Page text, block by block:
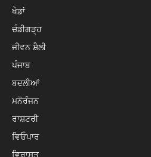
ਖੇਡਾਂ
ਚੰਡੀਗੜ੍ਹ
ਜੀਵਨ ਸ਼ੈਲੀ
ਪੰਜਾਬ
ਬਦਲੀਆਂ
ਮਨੋਰੰਜਨ
ਰਾਸ਼ਟਰੀ
ਵਿਓਪਾਰ
ਵਿਰਾਸਤ